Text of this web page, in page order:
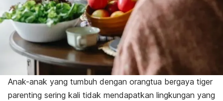
Anak-anak yang tumbuh dengan orangtua bergaya tiger
parenting sering kali tidak mendapatkan lingkungan yang